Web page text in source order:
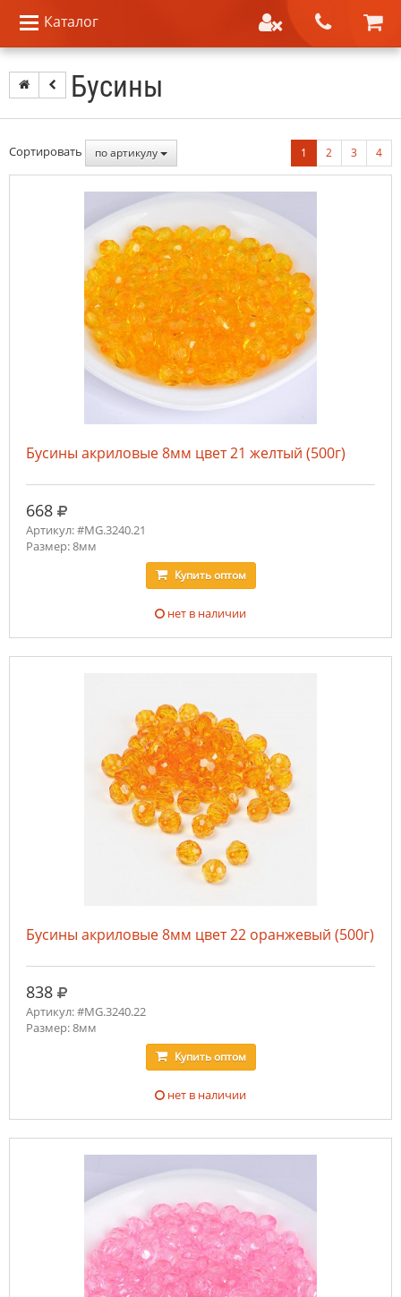
Каталог
Бусины
Сортировать по артикулу 1 2 3 4
Бусины акриловые 8мм цвет 21 желтый (500г)
668 руб.
Артикул: #MG.3240.21
Размер: 8мм
Купитьоптом
нет в наличии
Бусины акриловые 8мм цвет 22 оранжевый (500г)
838 руб.
Артикул: #MG.3240.22
Размер: 8мм
Купитьоптом
нет в наличии